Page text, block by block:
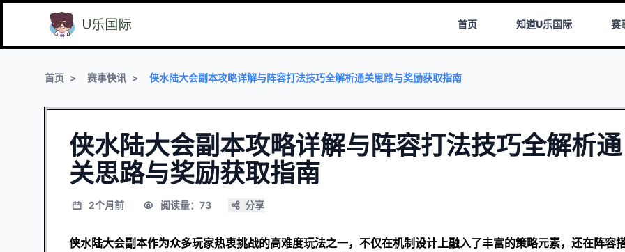
首页 知道U乐国际 赛
首页 赛事快讯 侠水陆大会副本攻略详解与阵容打法技巧全解析通关思路与奖励获取指南
侠水陆大会副本攻略详解与阵容打法技巧全解析通
关思路与奖励获取指南
2个月前 阅读量：73 分享
侠水陆大会副本作为众多玩家热衷挑战的高难度玩法之一，不仅在机制设计上融入了丰富的策略元素，还在阵容